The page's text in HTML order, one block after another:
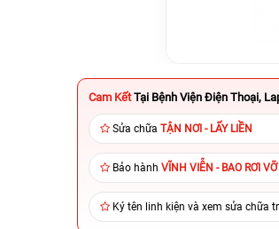
Cam Kết Tại Bệnh Viện Điện Thoại,
Sửa chữa TẬN NƠI - LẤY LIỀN
Bảo hành VĨNH VIỄN - BAO RƠI VỠ
Ký tên linh kiện và xem sửa chữa